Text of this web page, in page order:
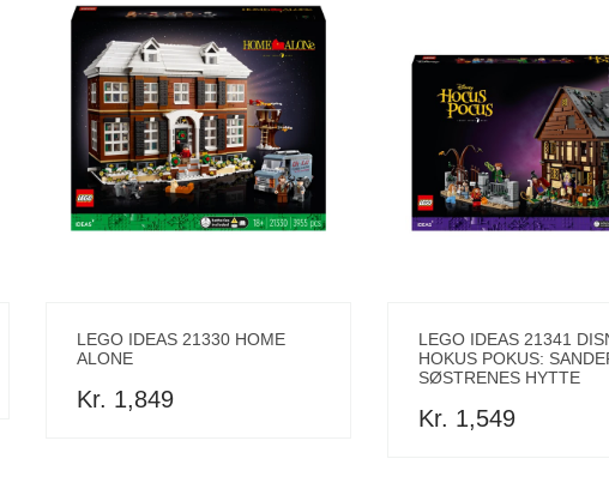
LEGO IDEAS 21330 HOME
ALONE
Kr. 1,849
LEGO IDEAS 21341
HOKUS POKUS:
SØSTRENES HYTTE
Kr. 1,549